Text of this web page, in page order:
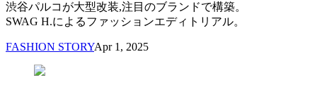
渋谷パルコが大型改装,注目のブランドで構築。
SWAG H.によるファッションエディトリアル。
FASHION STORYApr 1, 2025